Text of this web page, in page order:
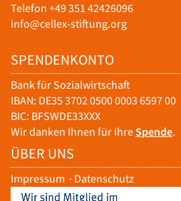
Telefon +49 351 42426096
info@cellex-stiftung.org
SPENDENKONTO
Bank für Sozialwirtschaft
IBAN: DE35 3702 0500 0003 6597 00
BIC: BFSWDE33XXX
Wir danken Ihnen für IhreSpende.
ÜBER UNS
Impressum · Datenschutz